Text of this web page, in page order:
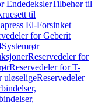
EndedekslerTilbehør til
til
El-Forsinket
for Geberit
Systemrør
Reservedeler for
Reservedeler for T-
uløseligeReservedeler